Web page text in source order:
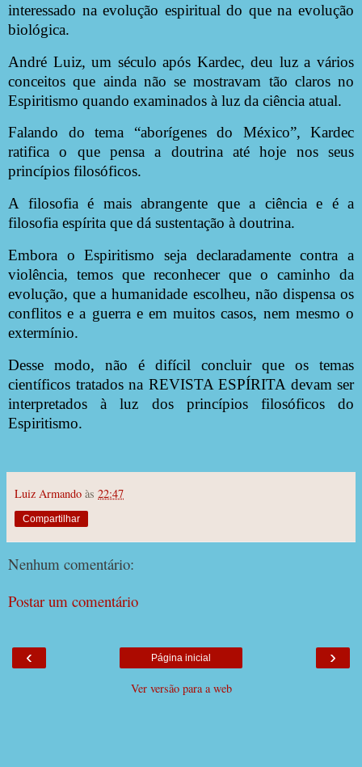
interessado na evolução espiritual do que na evolução
biológica.
André Luiz, um século após Kardec, deu luz a vários
conceitos que ainda não se mostravam tão claros no
Espiritismo quando examinados à luz da ciência atual.
Falando do tema “aborígenes do México”, Kardec
ratifica o que pensa a doutrina até hoje nos seus
princípios filosóficos.
A filosofia é mais abrangente que a ciência e é a
filosofia espírita que dá sustentação à doutrina.
Embora o Espiritismo seja declaradamente contra a
violência, temos que reconhecer que o caminho da
evolução, que a humanidade escolheu, não dispensa os
conflitos e a guerra e em muitos casos, nem mesmo o
extermínio.
Desse modo, não é difícil concluir que os temas
científicos tratados na REVISTA ESPÍRITA devam ser
interpretados à luz dos princípios filosóficos do
Espiritismo.
Luiz Armando às 22:47
Compartilhar
Nenhum comentário:
Postar um comentário
‹ ›
Página inicial
Ver versão para a web